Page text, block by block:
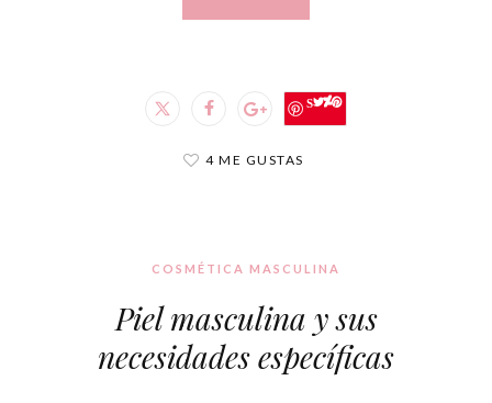
Save
4 ME GUSTAS
COSMÉTICA MASCULINA
Piel masculina y sus
necesidades específicas